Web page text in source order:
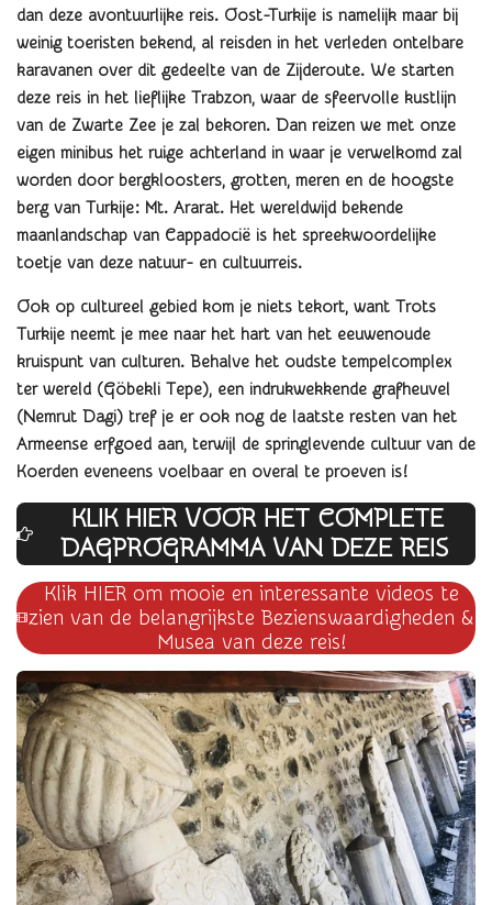
dan deze avontuurlijke reis. Oost-Turkije is namelijk maar bij
weinig toeristen bekend, al reisden in het verleden ontelbare
karavanen over dit gedeelte van de Zijderoute. We starten
deze reis in het lieflijke Trabzon, waar de sfeervolle kustlijn
van de Zwarte Zee je zal bekoren. Dan reizen we met onze
eigen minibus het ruige achterland in waar je verwelkomd zal
worden door bergkloosters, grotten, meren en de hoogste
berg van Turkije: Mt. Ararat. Het wereldwijd bekende
maanlandschap van Cappadocië is het spreekwoordelijke
toetje van deze natuur- en cultuurreis.
Ook op cultureel gebied kom je niets tekort, want Trots
Turkije neemt je mee naar het hart van het eeuwenoude
kruispunt van culturen. Behalve het oudste tempelcomplex
ter wereld (Göbekli Tepe), een indrukwekkende grafheuvel
(Nemrut Dagi) tref je er ook nog de laatste resten van het
Armeense erfgoed aan, terwijl de springlevende cultuur van de
Koerden eveneens voelbaar en overal te proeven is!
KLIK HIER VOOR HET COMPLETE
DAGPROGRAMMA VAN DEZE REIS
Klik HIER om mooie en interessante videos te
zien van de belangrijkste Bezienswaardigheden &
Musea van deze reis!